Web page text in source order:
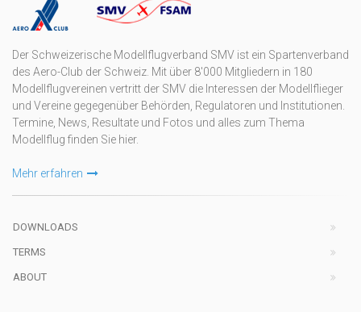
Der Schweizerische Modellflugverband SMV ist ein Spartenverband
des Aero-Club der Schweiz. Mit über 8'000 Mitgliedern in 180
Modellflugvereinen vertritt der SMV die Interessen der Modellflieger
und Vereine gegegenüber Behörden, Regulatoren und Institutionen.
Termine, News, Resultate und Fotos und alles zum Thema
Modellflug finden Sie hier.
Mehr erfahren
DOWNLOADS
TERMS
ABOUT